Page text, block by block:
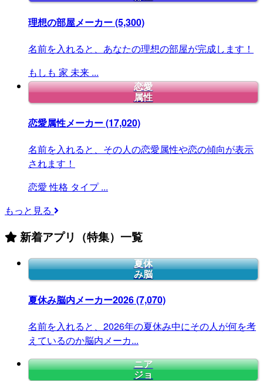
理想の部屋メーカー(5,300)
名前を入れると、あなたの理想の部屋が完成します！
もしも 家 未来 ...
恋愛
属性
恋愛属性メーカー(17,020)
名前を入れると、その人の恋愛属性や恋の傾向が表示
されます！
恋愛 性格 タイプ ...
もっと見る
新着アプリ（特集）一覧
夏休
み脳
夏休み脳内メーカー2026(7,070)
名前を入れると、2026年の夏休み中にその人が何を考
えているのか脳内メーカ...
ニア
ジョ